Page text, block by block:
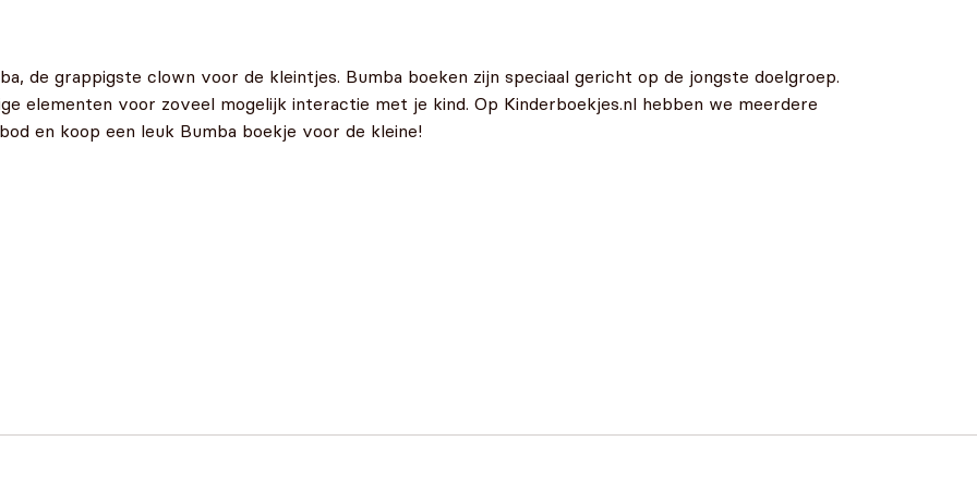
de grappigste clown voor de kleintjes. Bumba boeken zijn speciaal gericht op de jongste doelgroep.
elementen voor zoveel mogelijk interactie met je kind. Op Kinderboekjes.nl hebben we meerdere
en koop een leuk Bumba boekje voor de kleine!